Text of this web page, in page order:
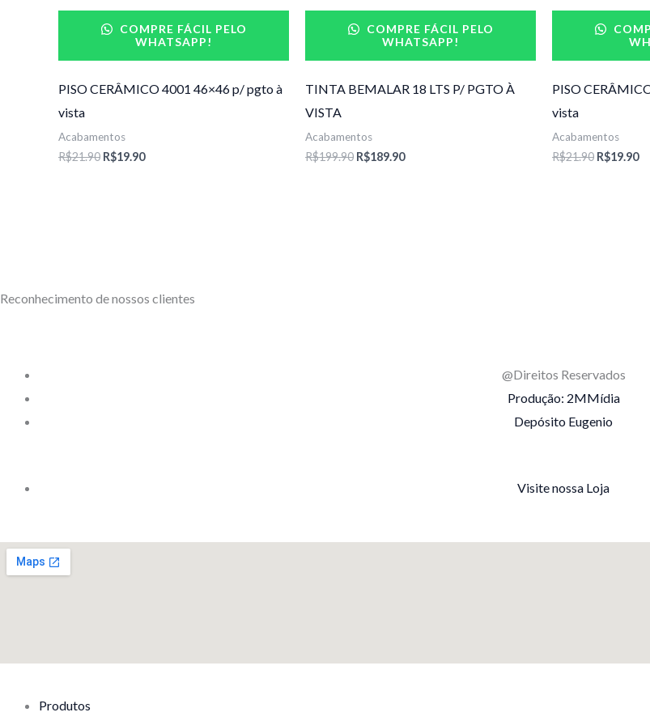
COMPRE FÁCIL PELO
WHATSAPP!
PISO CERÂMICO 4001 46×46 p/ pgto à
vista
Acabamentos
R$21.90
R$21.90.
R$19.90
R$19.90.
COMPRE FÁCIL PELO
WHATSAPP!
TINTA BEMALAR 18 LTS P/ PGTO À
VISTA
Acabamentos
R$199.90
R$199.90.
R$189.90
R$189.90.
PISO
vista
Acabamentos
R$21.90
R$21.90.
R$19.90
Reconhecimento de nossos clientes
@Direitos Reservados
Produção: 2MMídia
Depósito Eugenio
Visite nossa Loja
Produtos